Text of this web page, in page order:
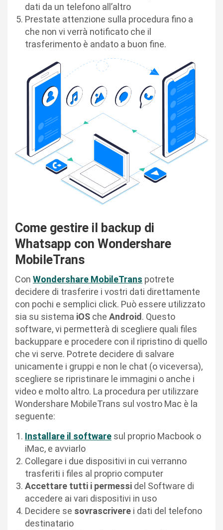
dati da un telefono all’altro
Prestate attenzione sulla procedura fino a
che non vi verrà notificato che il
trasferimento è andato a buon fine.
Come gestire il backup di
Whatsapp con Wondershare
MobileTrans
Con Wondershare MobileTrans potrete
decidere di trasferire i vostri dati direttamente
con pochi e semplici click. Può essere utilizzato
sia su sistema iOS che Android . Questo
software, vi permetterà di scegliere quali files
backuppare e procedere con il ripristino di quello
che vi serve. Potrete decidere di salvare
unicamente i gruppi e non le chat (o viceversa),
scegliere se ripristinare le immagini o anche i
video e molto altro. La procedura per utilizzare
Wondershare MobileTrans sul vostro Mac è la
seguente:
Installare il software sul proprio Macbook o
iMac, e avviarlo
Collegare i due dispositivi in cui verranno
trasferiti i files al proprio computer
Accettare tutti i permessi del Software di
accedere ai vari dispositivi in uso
Decidere se sovrascrivere i dati del telefono
destinatario